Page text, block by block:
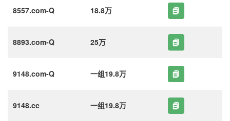
8557.com-Q 18.8万
8893.com-Q 25万
9148.com-Q 一组19.8万
9148.cc 一组19.8万